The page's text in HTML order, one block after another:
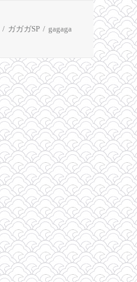
ガガガSP gagaga